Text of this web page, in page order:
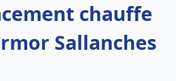
chauffe
Sallanches